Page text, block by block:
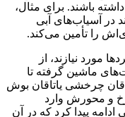
باشند. برای مثال،
در آسیاب‌های آبی
را تأمین می‌کند.
مورد نیازند، از
ماشین گرفته تا
چرخشی یاتاقان بوش
و محورش وارد
ادامه پیدا کرد که در آن